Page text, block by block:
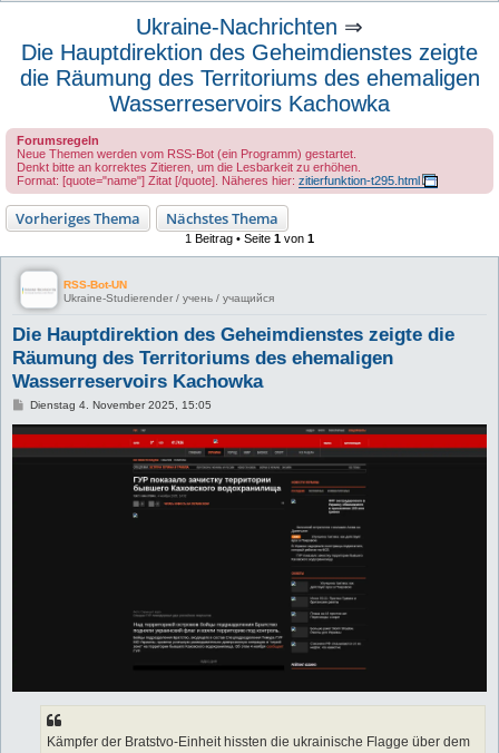
Ukraine-Nachrichten ⇒
Die Hauptdirektion des Geheimdienstes zeigte
die Räumung des Territoriums des ehemaligen
Wasserreservoirs Kachowka
Forumsregeln
Neue Themen werden vom RSS-Bot (ein Programm) gestartet.
Denkt bitte an korrektes Zitieren, um die Lesbarkeit zu erhöhen.
Format: [quote="name"] Zitat [/quote]. Näheres hier: zitierfunktion-t295.html
Vorheriges Thema Nächstes Thema
1 Beitrag • Seite 1 von 1
RSS-Bot-UN
Ukraine-Studierender / учень / учащийся
Die Hauptdirektion des Geheimdienstes zeigte die
Räumung des Territoriums des ehemaligen
Wasserreservoirs Kachowka
B
r
Dienstag 4. November 2025, 15:05
Kämpfer der Bratstvo-Einheit hissten die ukrainische Flagge über dem